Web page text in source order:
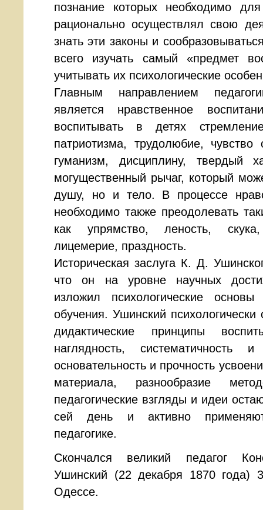
познание которых необходимо
рационально осуществлял свою
знать эти законы и
всего изучать самый «предмет
учитывать их психологические
Главным направлением
является нравственное
воспитывать в детях
патриотизма, трудолюбие, чувство
гуманизм, дисциплину, твердый
могущественный рычаг, который
душу, но и тело. В процессе
необходимо также преодолевать
как упрямство, леность,
лицемерие, праздность.
Историческая заслуга К. Д.
что он на уровне научных
изложил психологические
обучения. Ушинский
дидактические принципы
наглядность, систематичность и
основательность и прочность
материала, разнообразие
педагогические взгляды и идеи
сей день и активно
педагогике.
Скончался великий педагог
Ушинский (22 декабря 1870 года)
Одессе.